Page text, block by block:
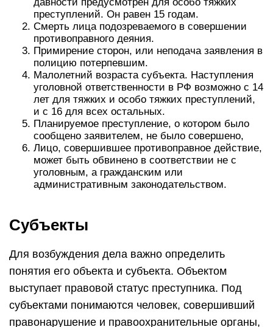
преступлений. Он равен 15 годам.
Смерть лица подозреваемого в совершении
противоправного деяния.
Примирение сторон, или неподача заявления в
полицию потерпевшим.
Малолетний возраста субъекта. Наступления
уголовной ответственности в РФ возможно с 14
лет для тяжких и особо тяжких преступлений,
и с 16 для всех остальных.
Планируемое преступление, о котором было
сообщено заявителем, не было совершено,
Лицо, совершившее противоправное действие,
может быть обвинено в соответствии не с
уголовным, а гражданским или
административным законодательством.
Субъекты
Для возбуждения дела важно определить
понятия его объекта и субъекта. Объектом
выступает правовой статус преступника. Под
субъектами понимаются человек, совершивший
правонарушение и правоохранительные органы,